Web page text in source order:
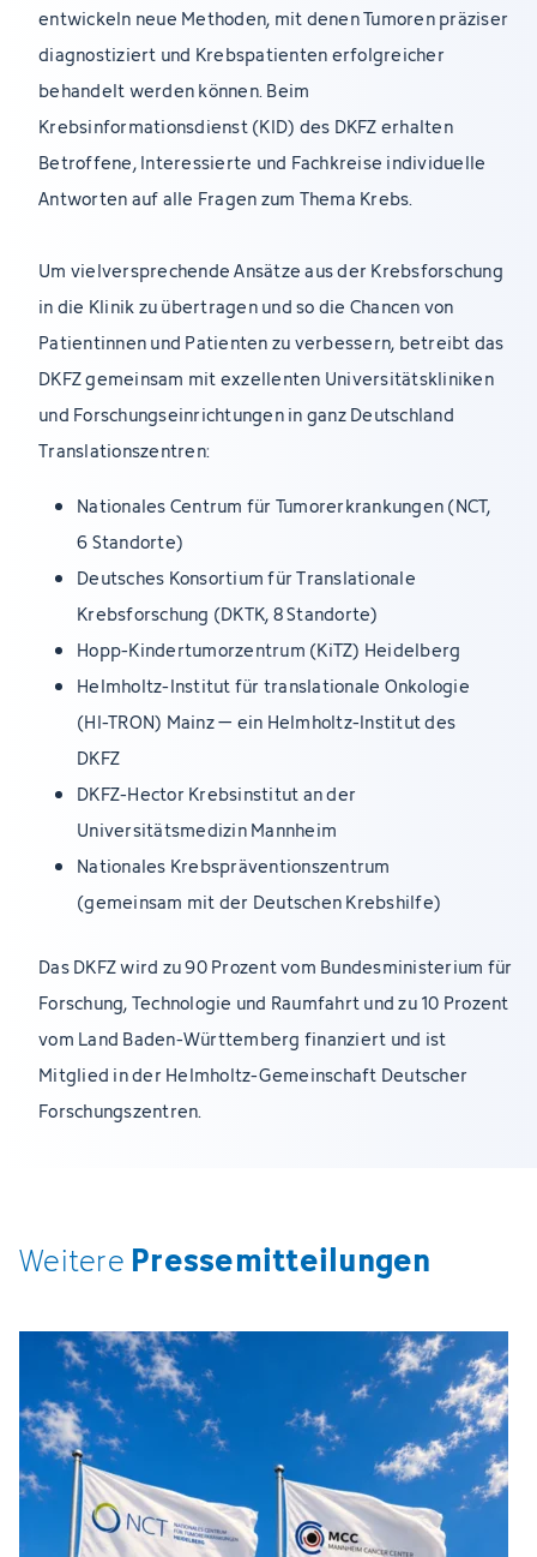
entwickeln neue Methoden, mit denen Tumoren präziser
diagnostiziert und Krebspatienten erfolgreicher
behandelt werden können. Beim
Krebsinformationsdienst (KID) des DKFZ erhalten
Betroffene, Interessierte und Fachkreise individuelle
Antworten auf alle Fragen zum Thema Krebs.
Um vielversprechende Ansätze aus der Krebsforschung
in die Klinik zu übertragen und so die Chancen von
Patientinnen und Patienten zu verbessern, betreibt das
DKFZ gemeinsam mit exzellenten Universitätskliniken
und Forschungseinrichtungen in ganz Deutschland
Translationszentren:
Nationales Centrum für Tumorerkrankungen (NCT,
6 Standorte)
Deutsches Konsortium für Translationale
Krebsforschung (DKTK, 8 Standorte)
Hopp-Kindertumorzentrum (KiTZ) Heidelberg
Helmholtz-Institut für translationale Onkologie
(HI-TRON) Mainz – ein Helmholtz-Institut des
DKFZ
DKFZ-Hector Krebsinstitut an der
Universitätsmedizin Mannheim
Nationales Krebspräventionszentrum
(gemeinsam mit der Deutschen Krebshilfe)
Das DKFZ wird zu 90 Prozent vom Bundesministerium für
Forschung, Technologie und Raumfahrt und zu 10 Prozent
vom Land Baden-Württemberg finanziert und ist
Mitglied in der Helmholtz-Gemeinschaft Deutscher
Forschungszentren.
Weitere Pressemitteilungen